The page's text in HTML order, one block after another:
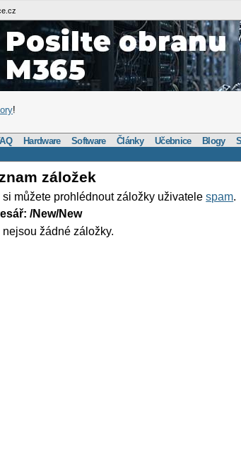
!
Hardware Software Články Učebnice Blogy
záložek
si můžete prohlédnout záložky uživatelespam.
/New/New
nejsou žádné záložky.